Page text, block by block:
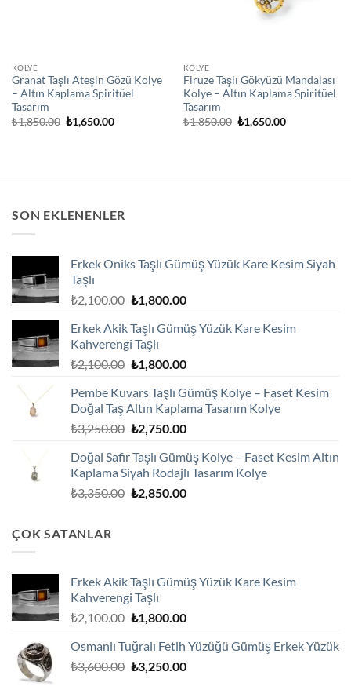
KOLYE
Granat Taşlı Ateşin Gözü Kolye
– Altın Kaplama Spiritüel
Tasarım
₺1,850.00 Orijinal
fiyat:
₺1,650.00Şu
KOLYE
Firuze Taşlı Gökyüzü Mandalası
Kolye – Altın Kaplama Spiritüel
Tasarım
₺1,850.00 Orijinal
fiyat:
₺1,650.00Şu
SON EKLENENLER
Erkek Oniks Taşlı Gümüş Yüzük Kare Kesim Siyah
Taşlı
₺2,100.00 Orijinal
₺2,100.00.
₺1,800.00Şu
fiyat:
Erkek Akik Taşlı Gümüş Yüzük Kare Kesim
Kahverengi Taşlı
₺2,100.00 Orijinal
₺2,100.00.
₺1,800.00Şu
fiyat:
₺1,800.00.
Pembe Kuvars Taşlı Gümüş Kolye – Faset Kesim
Doğal Taş Altın Kaplama Tasarım Kolye
₺3,250.00 Orijinal
₺3,250.00.
₺2,750.00Şu
fiyat:
₺2,750.00.
Doğal Safir Taşlı Gümüş Kolye – Faset Kesim Altın
Kaplama Siyah Rodajlı Tasarım Kolye
₺3,350.00 Orijinal
₺2,850.00Şu
ÇOK SATANLAR
Erkek Akik Taşlı Gümüş Yüzük Kare Kesim
Kahverengi Taşlı
₺2,100.00 Orijinal
₺2,100.00.
₺1,800.00Şu
fiyat:
₺1,800.00.
Osmanlı Tuğralı Fetih Yüzüğü Gümüş Erkek Yüzük
₺3,600.00 Orijinal
₺3,250.00Şu